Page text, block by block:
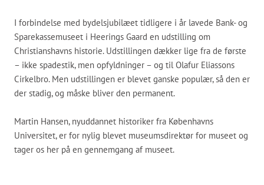
I forbindelse med bydelsjubilæet tidligere i år lavede Bank- og
Sparekassemuseet i Heerings Gaard en udstilling om
Christianshavns historie. Udstillingen dækker lige fra de første
– ikke spadestik, men opfyldninger – og til Olafur Eliassons
Cirkelbro. Men udstillingen er blevet ganske populær, så den er
der stadig, og måske bliver den permanent.
Martin Hansen, nyuddannet historiker fra Københavns
Universitet, er for nylig blevet museumsdirektør for museet og
tager os her på en gennemgang af museet.